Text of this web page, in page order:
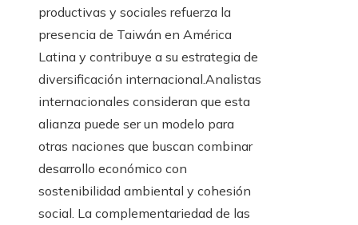
productivas y sociales refuerza la
presencia de Taiwán en América
Latina y contribuye a su estrategia de
diversificación internacional.Analistas
internacionales consideran que esta
alianza puede ser un modelo para
otras naciones que buscan combinar
desarrollo económico con
sostenibilidad ambiental y cohesión
social. La complementariedad de las